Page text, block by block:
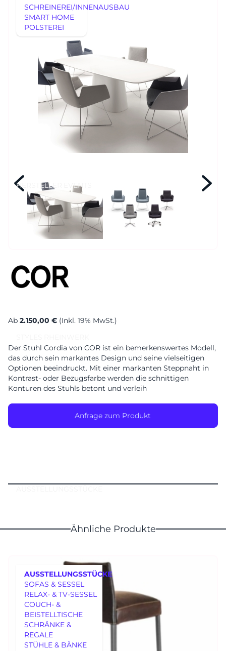
SCHREINEREI/INNENAUSBAU
SMART HOME
POLSTEREI
HERSTELLER EVENTS
AUSSTELLUNGSSTÜCKE
SOFAS & SESSEL
RELAX- & TV-SESSEL
COUCH- &
BEISTELLTISCHE
SCHRÄNKE &
REGALE
STÜHLE & BÄNKE
MÖBEL
UNSERE EXPERTISE
UNSERE EXPERTISE
REFERENZEN
HERSTELLER
AUSSTELLUNGSSTÜCKE
AUSSTELLUNGSSTÜCKE
MÖBEL
MÖBEL
Ab 2.150,00 € (Inkl. 19% MwSt.)
Der Stuhl Cordia von COR ist ein bemerkenswertes Modell,
das durch sein markantes Design und seine vielseitigen
Optionen beeindruckt. Mit einer markanten Steppnaht in
Kontrast- oder Bezugsfarbe werden die schnittigen
Konturen des Stuhls betont und verleih
Anfrage zum Produkt
Ähnliche Produkte
Königswinterer Str. 319
53639 Königswinter-Ittenbach
0 22 23 - 91 89 0
Di.-Fr. 10-18 Uhr
Sa. 10-17 Uhr
Montag geschlossen